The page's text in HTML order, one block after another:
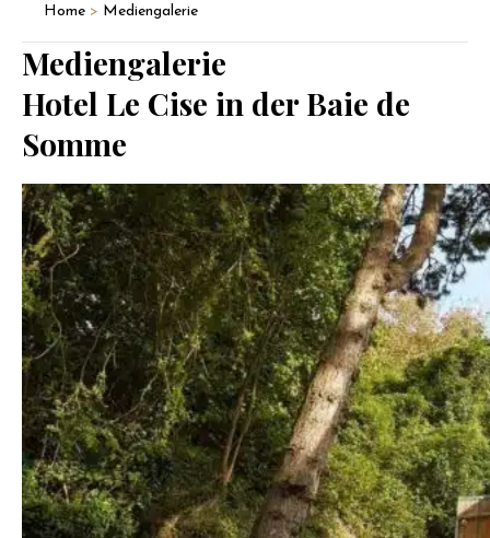
Home > Mediengalerie
Mediengalerie
Hotel Le Cise in der Baie de
Somme